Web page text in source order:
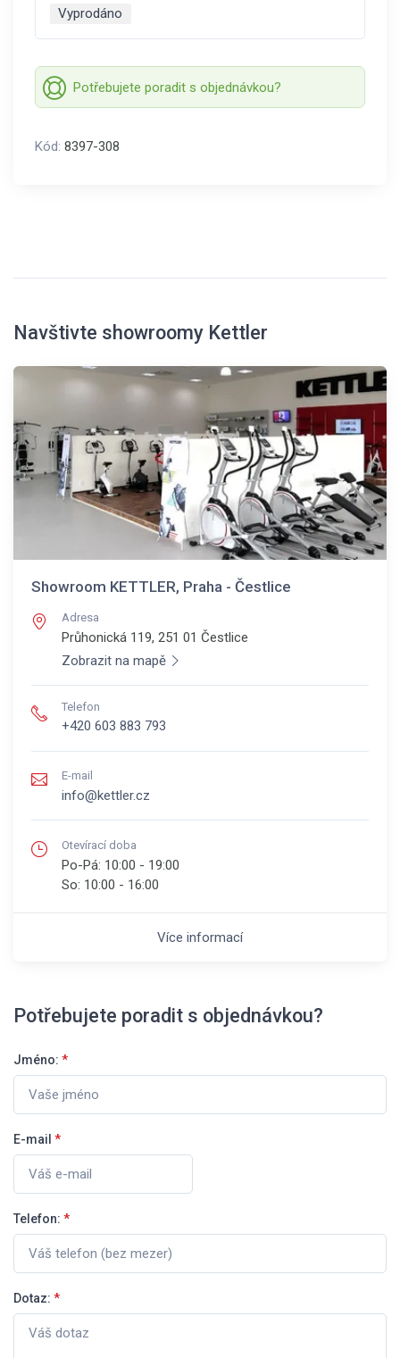
Vyprodáno
Potřebujete poradit s objednávkou?
Kód: 8397-308
Navštivte showroomy Kettler
Showroom KETTLER, Praha - Čestlice
Adresa
Průhonická 119, 251 01 Čestlice
Zobrazit na mapě
Telefon
+420 603 883 793
E-mail
info@kettler.cz
Otevírací doba
Po-Pá: 10:00 - 19:00
So: 10:00 - 16:00
Více informací
Potřebujete poradit s objednávkou?
Jméno: *
E-mail *
Telefon: *
Dotaz: *